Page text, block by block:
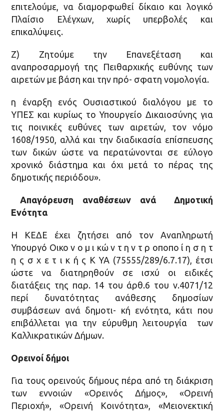
επιτελούµε, να διαµορφωθεί δίκαιο και λογικό
Πλαίσιο Ελέγχων, χωρίς υπερβολές και
επικαλύψεις.
Ζ) Ζητούµε την Επανεξέταση και
αναπροσαρµογή της Πειθαρχικής ευθύνης των
αιρετών µε βάση και την πρό- σφατη νοµολογία.
η έναρξη ενός Ουσιαστικού διαλόγου µε το
ΥΠΕΣ και κυρίως το Υπουργείο Δικαιοσύνης για
τις ποινικές ευθύνες των αιρετών, τον νόµο
1608/1950, αλλά και την διαδικασία επίσπευσης
των δικών ώστε να περατώνονται σε εύλογο
χρονικό διάστηµα και όχι µετά το πέρας της
δηµοτικής περιόδου».
Απαγόρευση αναθέσεων ανά Δηµοτική
Ενότητα
Η ΚΕΔΕ έχει ζητήσει από τον Αναπληρωτή
Υπουργό Οικο ν ο µ ι κώ ν τ η ν τ ρ οποπο ί η σ η τ
η ς σ χ ε τ ι κ ή ς Κ ΥΑ (75555/289/6.7.17), έτσι
ώστε να διατηρηθούν σε ισχύ οι ειδικές
διατάξεις της παρ. 14 του άρθ.6 του ν.4071/12
περί δυνατότητας ανάθεσης δηµοσίων
συµβάσεων ανά δηµοτι- κή ενότητα, κάτι που
επιβάλλεται για την εύρυθµη λειτουργία των
Καλλικρατικών Δήµων.
Ορεινοί δήμοι
Για τους ορεινούς δήμους πέρα από τη διάκριση
των εννοιών «Ορεινός Δήµος», «Ορεινή
Περιοχή», «Ορεινή Κοινότητα», «Μειονεκτική